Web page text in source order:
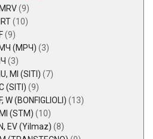
(9)
(10)
(9)
(МРЧ) (3)
(3)
MI (SITI) (7)
(SITI) (9)
(BONFIGLIOLI) (13)
(STM) (10)
EV (Yilmaz) (8)